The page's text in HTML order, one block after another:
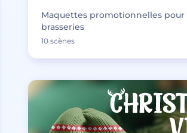
Maquettes promotionnelles pour
brasseries
10 scènes